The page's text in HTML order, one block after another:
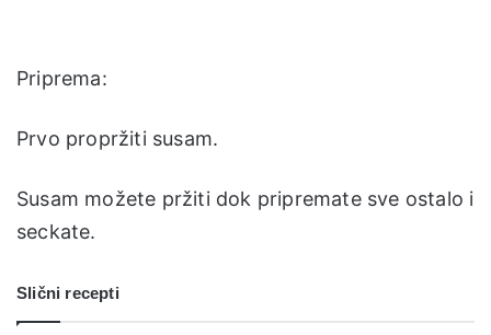
Priprema:
Prvo propržiti susam.
Susam možete pržiti dok pripremate sve ostalo i
seckate.
Slični recepti